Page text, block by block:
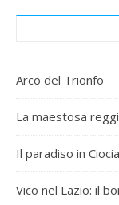
Arco del Trionfo
La maestosa
Il paradiso in
Vico nel Lazio: il